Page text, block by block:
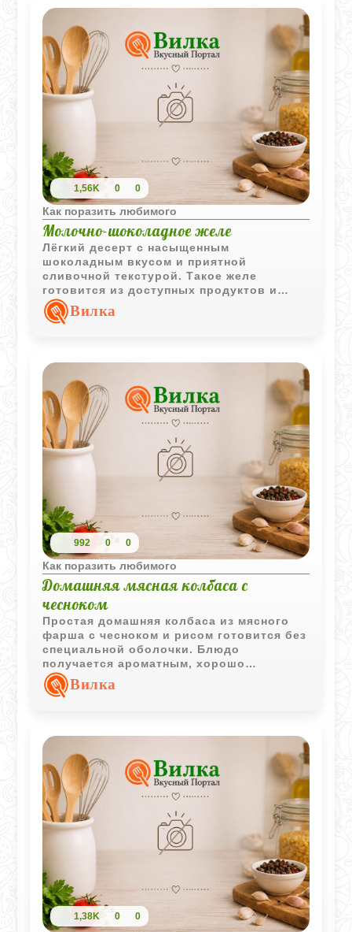
1,56K 0 0
Как поразить любимого
Молочно-шоколадное желе
Лёгкий десерт с насыщенным
шоколадным вкусом и приятной
сливочной текстурой. Такое желе
готовится из доступных продуктов и
отлично подходит как для семейного
чаепития, так и для праздничного меню.
Вилка
992 0 0
Как поразить любимого
Домашняя мясная колбаса с
чесноком
Простая домашняя колбаса из мясного
фарша с чесноком и рисом готовится без
специальной оболочки. Блюдо
получается ароматным, хорошо
нарезается на порции и подходит как для
горячей подачи, так и для закусочного
Вилка
1,38K 0 0